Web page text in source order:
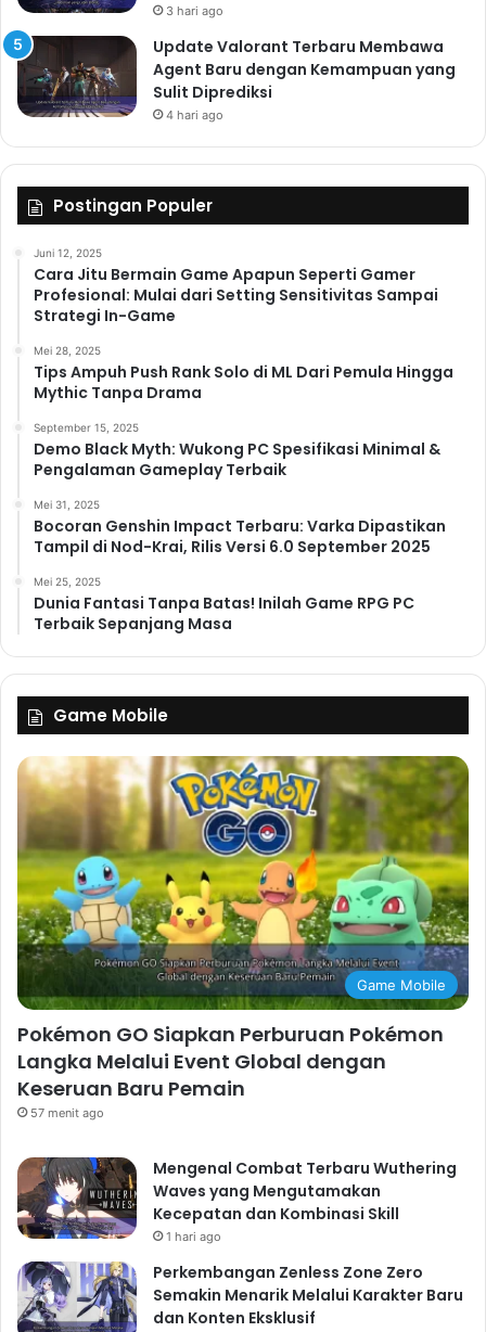
3 hari ago
Update Valorant Terbaru Membawa
Agent Baru dengan Kemampuan yang
Sulit Diprediksi
4 hari ago
Postingan Populer
Juni 12, 2025
Cara Jitu Bermain Game Apapun Seperti Gamer
Profesional: Mulai dari Setting Sensitivitas Sampai
Strategi In-Game
Mei 28, 2025
Tips Ampuh Push Rank Solo di ML Dari Pemula Hingga
Mythic Tanpa Drama
September 15, 2025
Demo Black Myth: Wukong PC Spesifikasi Minimal &
Pengalaman Gameplay Terbaik
Mei 31, 2025
Bocoran Genshin Impact Terbaru: Varka Dipastikan
Tampil di Nod-Krai, Rilis Versi 6.0 September 2025
Mei 25, 2025
Dunia Fantasi Tanpa Batas! Inilah Game RPG PC
Terbaik Sepanjang Masa
Game Mobile
Game Mobile
Pokémon GO Siapkan Perburuan Pokémon
Langka Melalui Event Global dengan
Keseruan Baru Pemain
57 menit ago
Mengenal Combat Terbaru Wuthering
Waves yang Mengutamakan
Kecepatan dan Kombinasi Skill
1 hari ago
Perkembangan Zenless Zone Zero
Semakin Menarik Melalui Karakter Baru
dan Konten Eksklusif